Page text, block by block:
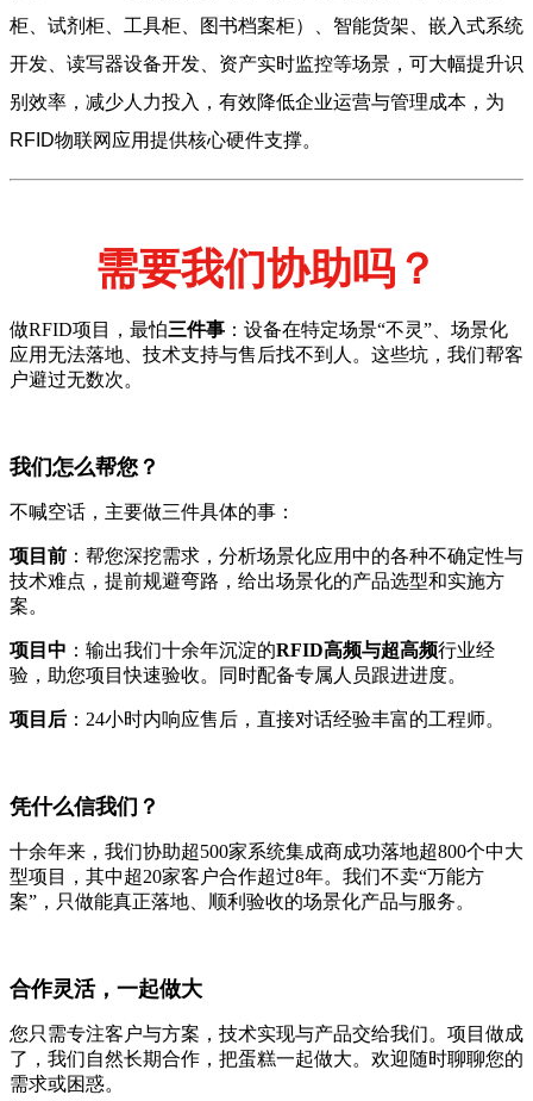
柜、试剂柜、工具柜、图书档案柜）、智能货架、嵌入式系统
开发、读写器设备开发、资产实时监控等场景，可大幅提升识
别效率，减少人力投入，有效降低企业运营与管理成本，为
RFID物联网应用提供核心硬件支撑。
需要我们协助吗？
做RFID项目，最怕三件事 ：设备在特定场景“不灵”、场景化
应用无法落地、技术支持与售后找不到人。这些坑，我们帮客
户避过无数次。
我们怎么帮您？
不喊空话，主要做三件具体的事：
项目前 ：帮您深挖需求，分析场景化应用中的各种不确定性与
技术难点，提前规避弯路，给出场景化的产品选型和实施方
案。
项目中 ：输出我们十余年沉淀的RFID高频与超高频行业经
验，助您项目快速验收。同时配备专属人员跟进进度。
项目后 ：24小时内响应售后，直接对话经验丰富的工程师。
凭什么信我们？
十余年来，我们协助超500家系统集成商成功落地超800个中大
型项目，其中超20家客户合作超过8年。我们不卖“万能方
案”，只做能真正落地、顺利验收的场景化产品与服务。
合作灵活，一起做大
您只需专注客户与方案，技术实现与产品交给我们。项目做成
了，我们自然长期合作，把蛋糕一起做大。欢迎随时聊聊您的
需求或困惑。